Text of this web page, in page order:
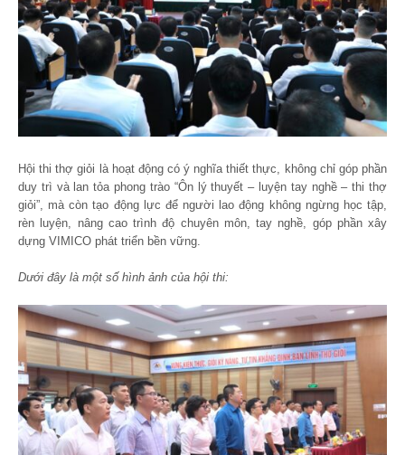
Hội thi thợ giỏi là hoạt động có ý nghĩa thiết thực, không chỉ góp phần
duy trì và lan tỏa phong trào “Ôn lý thuyết – luyện tay nghề – thi thợ
giỏi”, mà còn tạo động lực để người lao động không ngừng học tập,
rèn luyện, nâng cao trình độ chuyên môn, tay nghề, góp phần xây
dựng VIMICO phát triển bền vững.
Dưới đây là một số hình ảnh của hội thi: